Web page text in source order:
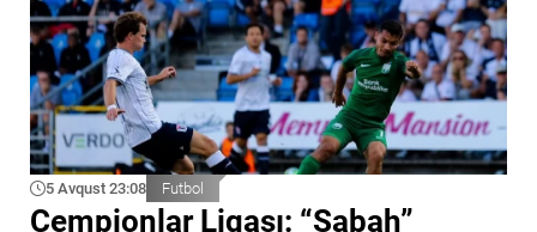
5 Avqust 23:08 Futbol
Çempionlar Liqası: “Sabah”